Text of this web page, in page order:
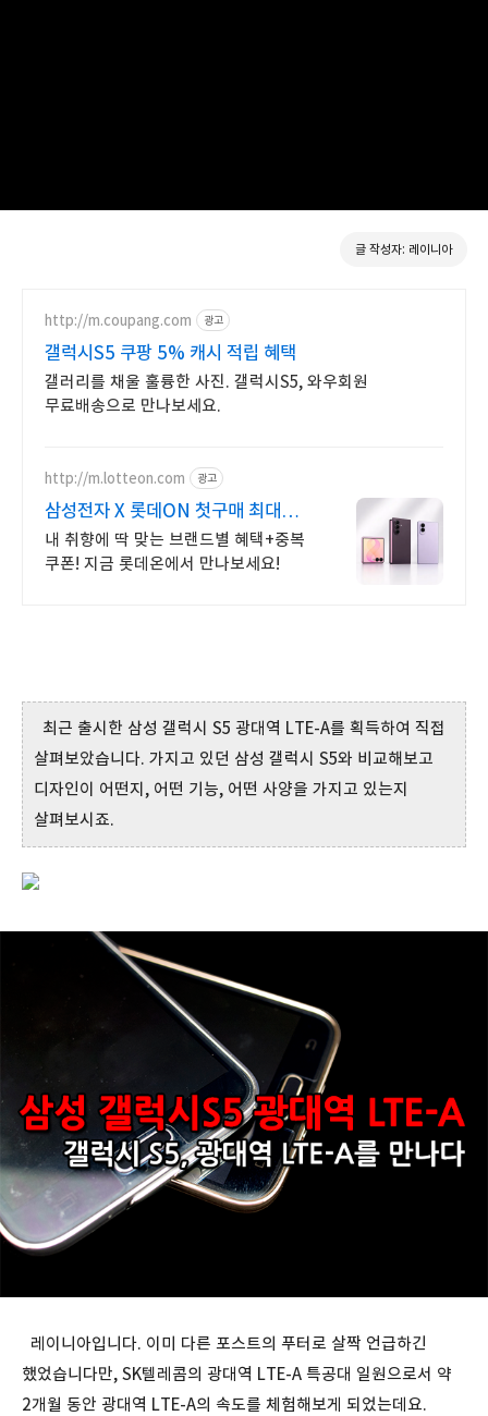
글 작성자: 레이니아
http://m.coupang.com 광고
갤럭시S5 쿠팡 5% 캐시 적립 혜택
갤러리를 채울 훌륭한 사진. 갤럭시S5, 와우회원
무료배송으로 만나보세요.
http://m.lotteon.com 광고
삼성전자 X 롯데ON 첫구매 최대
5천원 혜택!
내 취향에 딱 맞는 브랜드별 혜택+중복
쿠폰! 지금 롯데온에서 만나보세요!
최근 출시한 삼성 갤럭시 S5 광대역 LTE-A를 획득하여 직접
살펴보았습니다. 가지고 있던 삼성 갤럭시 S5와 비교해보고
디자인이 어떤지, 어떤 기능, 어떤 사양을 가지고 있는지
살펴보시죠.
레이니아입니다. 이미 다른 포스트의 푸터로 살짝 언급하긴
했었습니다만, SK텔레콤의 광대역 LTE-A 특공대 일원으로서 약
2개월 동안 광대역 LTE-A의 속도를 체험해보게 되었는데요.